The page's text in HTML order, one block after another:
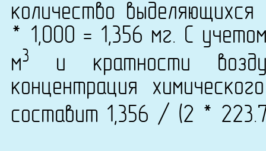
количество
* 1,000 = 1,356 мг. С
м3
и кратности
концентрация
составит 1,356 / (2 *